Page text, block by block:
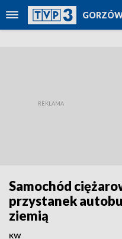
Samochód
przystanek
ziemią
KW